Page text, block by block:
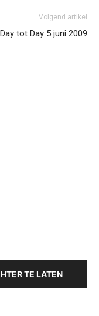
Volgend artikel
Day tot Day 5 juni 2009
TE LATEN